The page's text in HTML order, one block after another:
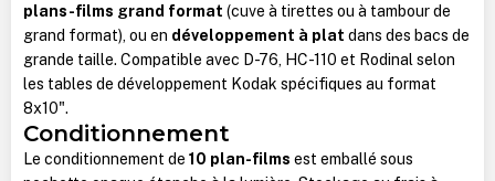
plans-films grand format (cuve à tirettes ou à tambour de
grand format), ou en développement à plat dans des bacs de
grande taille. Compatible avec D-76, HC-110 et Rodinal selon
les tables de développement Kodak spécifiques au format
8x10".
Conditionnement
Le conditionnement de 10 plan-films est emballé sous